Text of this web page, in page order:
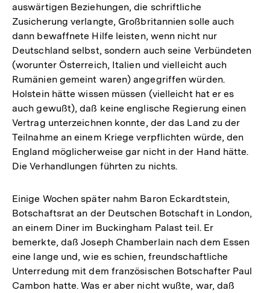
auswärtigen Beziehungen, die schriftliche
Zusicherung verlangte, Großbritannien solle auch
dann bewaffnete Hilfe leisten, wenn nicht nur
Deutschland selbst, sondern auch seine Verbündeten
(worunter Österreich, Italien und vielleicht auch
Rumänien gemeint waren) angegriffen würden.
Holstein hätte wissen müssen (vielleicht hat er es
auch gewußt), daß keine englische Regierung einen
Vertrag unterzeichnen konnte, der das Land zu der
Teilnahme an einem Kriege verpflichten würde, den
England möglicherweise gar nicht in der Hand hätte.
Die Verhandlungen führten zu nichts.
Einige Wochen später nahm Baron Eckardtstein,
Botschaftsrat an der Deutschen Botschaft in London,
an einem Diner im Buckingham Palast teil. Er
bemerkte, daß Joseph Chamberlain nach dem Essen
eine lange und, wie es schien, freundschaftliche
Unterredung mit dem französischen Botschafter Paul
Cambon hatte. Was er aber nicht wußte, war, daß